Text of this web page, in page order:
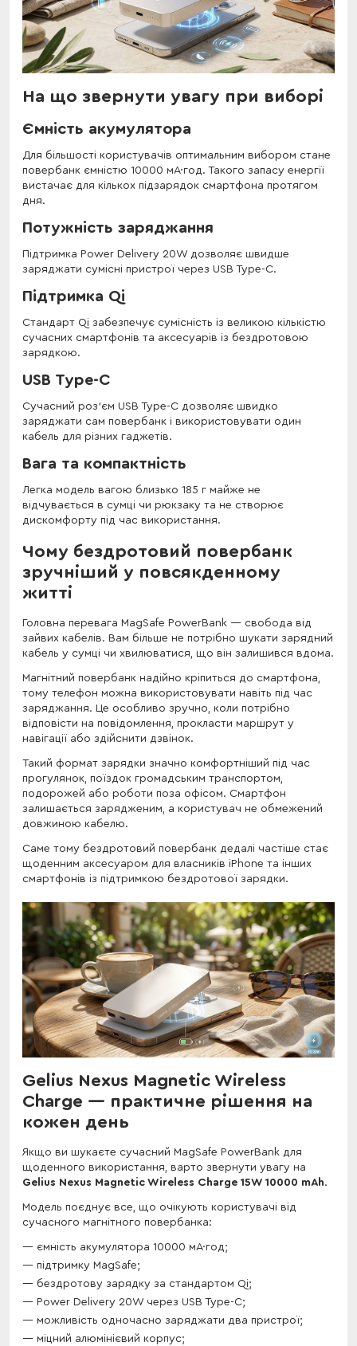
На що звернути увагу при виборі
Ємність акумулятора
Для більшості користувачів оптимальним вибором стане
повербанк ємністю 10000 мА·год. Такого запасу енергії
вистачає для кількох підзарядок смартфона протягом
дня.
Потужність заряджання
Підтримка Power Delivery 20W дозволяє швидше
заряджати сумісні пристрої через USB Type-C.
Підтримка Qi
Стандарт Qi забезпечує сумісність із великою кількістю
сучасних смартфонів та аксесуарів із бездротовою
зарядкою.
USB Type-C
Сучасний роз'єм USB Type-C дозволяє швидко
заряджати сам повербанк і використовувати один
кабель для різних гаджетів.
Вага та компактність
Легка модель вагою близько 185 г майже не
відчувається в сумці чи рюкзаку та не створює
дискомфорту під час використання.
Чому бездротовий повербанк
зручніший у повсякденному
житті
Головна перевага MagSafe PowerBank — свобода від
зайвих кабелів. Вам більше не потрібно шукати зарядний
кабель у сумці чи хвилюватися, що він залишився вдома.
Магнітний повербанк надійно кріпиться до смартфона,
тому телефон можна використовувати навіть під час
заряджання. Це особливо зручно, коли потрібно
відповісти на повідомлення, прокласти маршрут у
навігації або здійснити дзвінок.
Такий формат зарядки значно комфортніший під час
прогулянок, поїздок громадським транспортом,
подорожей або роботи поза офісом. Смартфон
залишається зарядженим, а користувач не обмежений
довжиною кабелю.
Саме тому бездротовий повербанк дедалі частіше стає
щоденним аксесуаром для власників iPhone та інших
смартфонів із підтримкою бездротової зарядки.
Gelius Nexus Magnetic Wireless
Charge — практичне рішення на
кожен день
Якщо ви шукаєте сучасний MagSafe PowerBank для
щоденного використання, варто звернути увагу на
Gelius Nexus Magnetic Wireless Charge 15W 10000 mAh.
Модель поєднує все, що очікують користувачі від
сучасного магнітного повербанка:
ємність акумулятора 10000 мА·год;
підтримку MagSafe;
бездротову зарядку за стандартом Qi;
Power Delivery 20W через USB Type-C;
можливість одночасно заряджати два пристрої;
міцний алюмінієвий корпус;